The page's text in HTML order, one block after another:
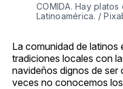
COMIDA. Hay
Latinoamérica. /
La comunidad de latinos
tradiciones locales con
navideños dignos de
veces no conocemos